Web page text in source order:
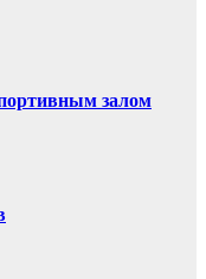
залом